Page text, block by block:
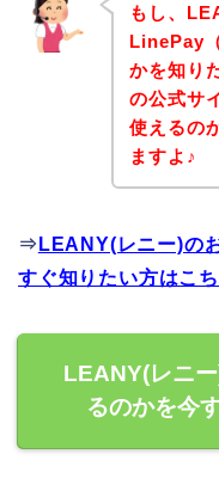
もし、
LinePay
かを知り
の公式サ
使えるの
ますよ♪
⇒ LEANY(レニー)の
すぐ知りたい方はこ
LEANY(レニ
るのかを今